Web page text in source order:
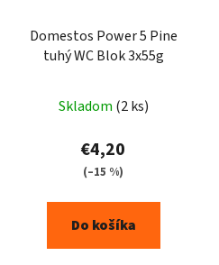
Domestos Power 5 Pine
tuhý WC Blok 3x55g
Skladom (2 ks)
€4,20
(–15 %)
Do košíka